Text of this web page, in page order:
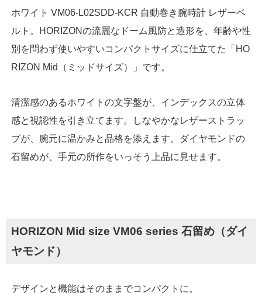
ホワイト VM06-L02SDD-KCR 自動巻き腕時計 レザーベ
ルト。HORIZONの流麗なドーム風防と造形を、年齢や性
別を問わず使いやすいコンパクトサイズに仕立てた「HO
RIZON Mid（ミッドサイズ）」です。
清潔感のあるホワイトの文字盤が、インデックスの立体
感と視認性を引き立てます。しなやかなレザーストラッ
プが、腕元に温かみと品格を添えます。ダイヤモンドの
石留めが、手元の所作をいっそう上品に見せます。
HORIZON Mid size VM06 series 石留め（ダイ
ヤモンド）
デザインと機能はそのままでコンパクトに。